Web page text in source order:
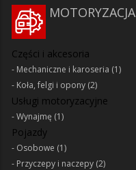
MOTORYZACJA
Części i akcesoria
Mechaniczne i karoseria (1)
Koła, felgi i opony (2)
Usługi motoryzacyjne
Wynajmę (1)
Pojazdy
Osobowe (1)
Przyczepy i naczepy (2)